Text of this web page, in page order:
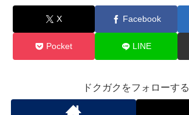
X Facebook
Pocket LINE
ドクガクをフォローする